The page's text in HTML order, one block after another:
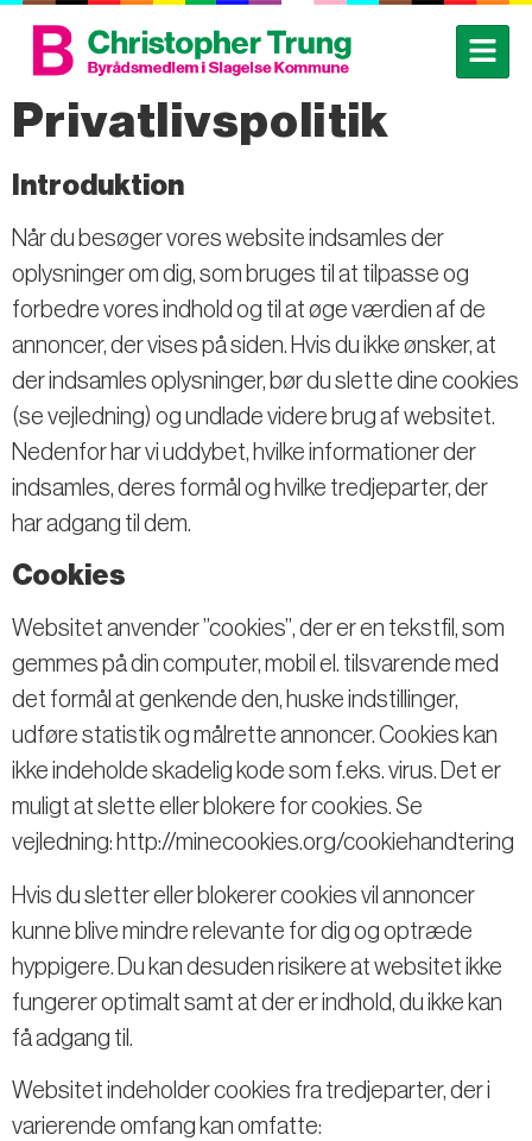
Privatlivspolitik
Introduktion
Når du besøger vores website indsamles der
oplysninger om dig, som bruges til at tilpasse og
forbedre vores indhold og til at øge værdien af de
annoncer, der vises på siden. Hvis du ikke ønsker, at
der indsamles oplysninger, bør du slette dine cookies
(se vejledning) og undlade videre brug af websitet.
Nedenfor har vi uddybet, hvilke informationer der
indsamles, deres formål og hvilke tredjeparter, der
har adgang til dem.
Cookies
Websitet anvender ”cookies”, der er en tekstfil, som
gemmes på din computer, mobil el. tilsvarende med
det formål at genkende den, huske indstillinger,
udføre statistik og målrette annoncer. Cookies kan
ikke indeholde skadelig kode som f.eks. virus. Det er
muligt at slette eller blokere for cookies. Se
vejledning: http://minecookies.org/cookiehandtering
Hvis du sletter eller blokerer cookies vil annoncer
kunne blive mindre relevante for dig og optræde
hyppigere. Du kan desuden risikere at websitet ikke
fungerer optimalt samt at der er indhold, du ikke kan
få adgang til.
Websitet indeholder cookies fra tredjeparter, der i
varierende omfang kan omfatte: